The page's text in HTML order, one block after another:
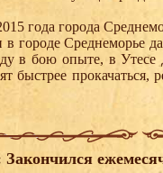
года города
в городе Среднеморье
в бою опыте, в
быстрее прокачаться,
Закончился